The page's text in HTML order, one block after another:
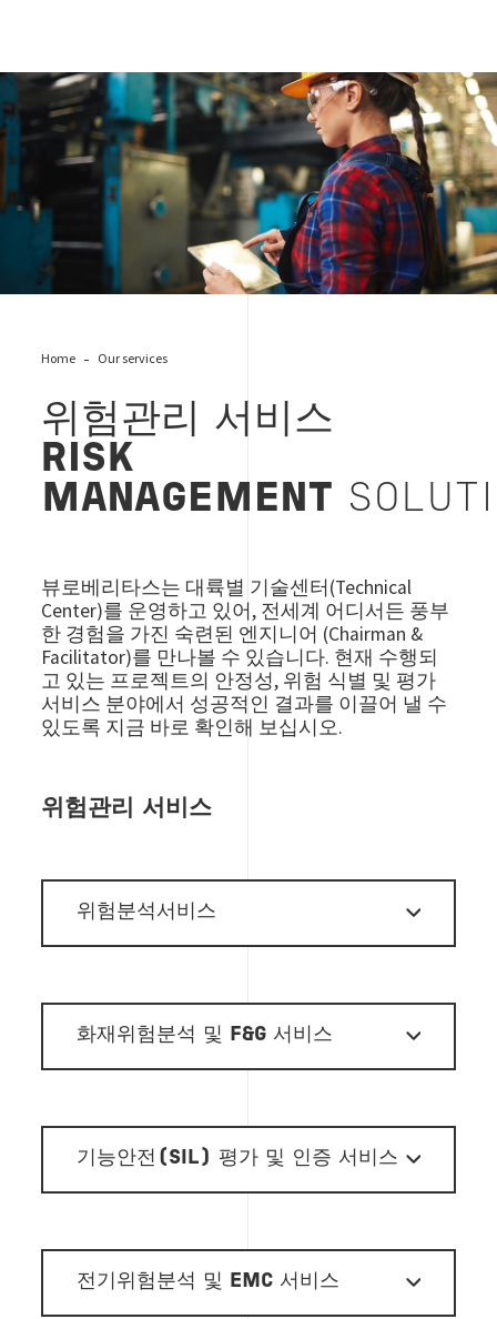
Industrial Risk Management
Home Our services
위험관리 서비스
RISK
MANAGEMENT
뷰로베리타스는 대륙별 기술센터(Technical
Center)를 운영하고 있어, 전세계 어디서든 풍부
한 경험을 가진 숙련된 엔지니어 (Chairman &
Facilitator)를 만나볼 수 있습니다. 현재 수행되
고 있는 프로젝트의 안정성, 위험 식별 및 평가
서비스 분야에서 성공적인 결과를 이끌어 낼 수
있도록 지금 바로 확인해 보십시오.
위험관리 서비스
위험분석서비스
화재위험분석 및 F&G 서비스
기능안전(SIL) 평가 및 인증 서비스
전기위험분석 및 EMC 서비스